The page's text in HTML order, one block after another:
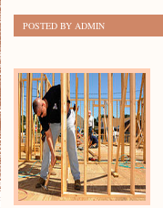
POSTED BY ADMIN